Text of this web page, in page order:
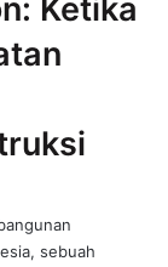
Ketika
sebuah